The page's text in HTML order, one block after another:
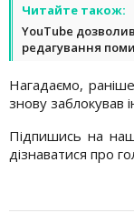
Читайте також:
YouTube
редагування
Нагадаємо,
знову заблокував
Підпишись на
дізнаватися про